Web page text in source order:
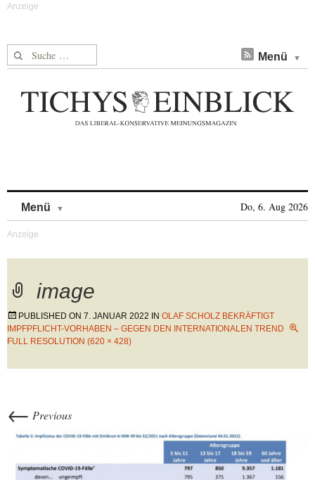
Suche nach: Menü
Menü Do, 6. Aug 2026
image
PUBLISHED ON 7. JANUAR 2022 IN OLAF SCHOLZ BEKRÄFTIGT
IMPFPFLICHT-VORHABEN – GEGEN DEN INTERNATIONALEN TREND
FULL RESOLUTION (620 × 428)
← Previous